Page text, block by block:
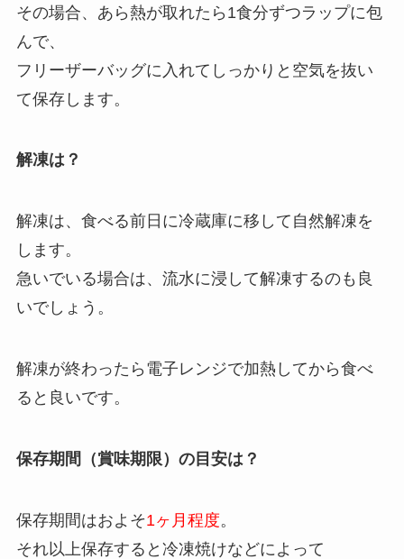
その場合、あら熱が取れたら1食分ずつラップに包
んで、
フリーザーバッグに入れてしっかりと空気を抜い
て保存します。
解凍は？
解凍は、食べる前日に冷蔵庫に移して自然解凍を
します。
急いでいる場合は、流水に浸して解凍するのも良
いでしょう。
解凍が終わったら電子レンジで加熱してから食べ
ると良いです。
保存期間（賞味期限）の目安は？
保存期間はおよそ1ヶ月程度。
それ以上保存すると冷凍焼けなどによって